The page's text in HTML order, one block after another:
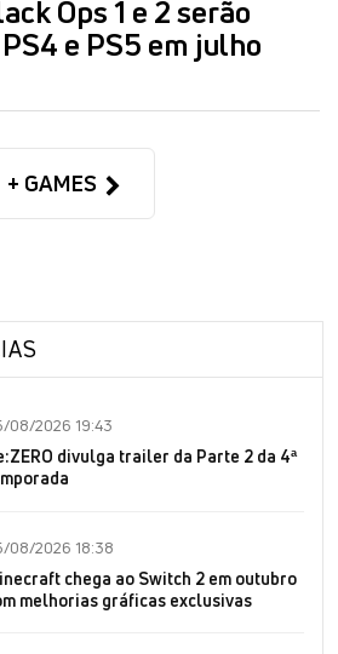
Ops 1 e 2 serão
e PS5 em julho
+ GAMES
08/2026 19:43
divulga trailer da Parte 2 da 4ª
08/2026 18:38
chega ao Switch 2 em outubro
melhorias gráficas exclusivas